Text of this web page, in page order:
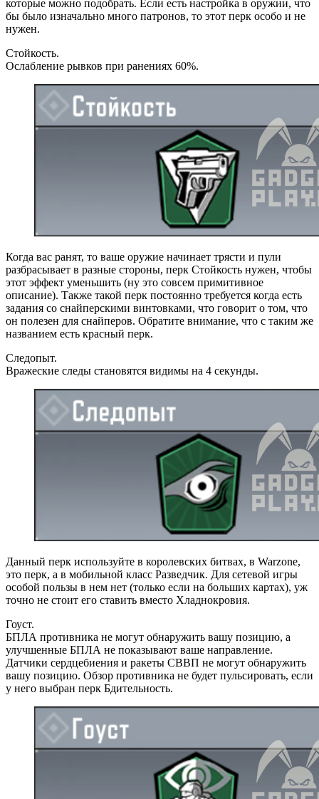
которые можно подобрать. Если есть настройка в оружии, что
бы было изначально много патронов, то этот перк особо и не
нужен.
Стойкость.
Ослабление рывков при ранениях 60%.
Когда вас ранят, то ваше оружие начинает трясти и пули
разбрасывает в разные стороны, перк Стойкость нужен, чтобы
этот эффект уменьшить (ну это совсем примитивное
описание). Также такой перк постоянно требуется когда есть
задания со снайперскими винтовками, что говорит о том, что
он полезен для снайперов. Обратите внимание, что с таким же
названием есть красный перк.
Следопыт.
Вражеские следы становятся видимы на 4 секунды.
Данный перк используйте в королевских битвах, в Warzone,
это перк, а в мобильной класс Разведчик. Для сетевой игры
особой пользы в нем нет (только если на больших картах), уж
точно не стоит его ставить вместо Хладнокровия.
Гоуст.
БПЛА противника не могут обнаружить вашу позицию, а
улучшенные БПЛА не показывают ваше направление.
Датчики сердцебиения и ракеты СВВП не могут обнаружить
вашу позицию. Обзор противника не будет пульсировать, если
у него выбран перк Бдительность.